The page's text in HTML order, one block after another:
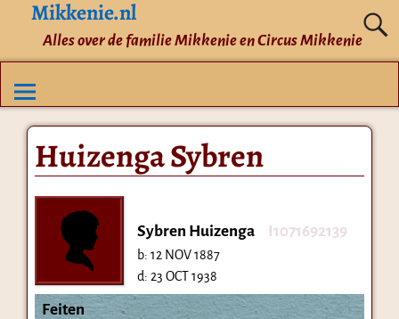
Mikkenie.nl
Alles over de familie Mikkenie en Circus Mikkenie
Huizenga Sybren
Sybren Huizenga I1071692139
b: 12 NOV 1887
d: 23 OCT 1938
Feiten